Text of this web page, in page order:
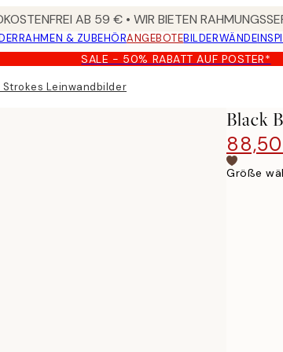
AB 59 € • WIR BIETEN
RAHMEN & ZUBEHÖRANGEBOTEBILDERWÄNDE
SALE - 50% RABATT AUF POSTER*
Leinwandbilder Duo
Black
Größe